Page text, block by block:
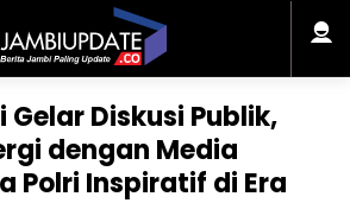
Diskusi Publik,
dengan Media
Polri Inspiratif di Era